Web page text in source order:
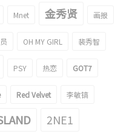
Mnet 金秀贤 画报
OH MY GIRL 裴秀智
PSY 热恋 GOT7
Red Velvet 李敏镐
2NE1